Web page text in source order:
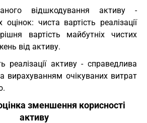
відшкодування активу -
чиста вартість реалізації
вартість майбутніх чистих
від активу.
реалізації активу - справедлива
вирахуванням очікуваних витрат
зменшення корисності
активу